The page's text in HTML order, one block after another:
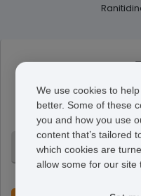
Die Tablette enthält
werden sie gewöhnlich
60
We use cookies to
better. Some of these
you and how you use
content that’s tailored
which cookies are
allow some for our site